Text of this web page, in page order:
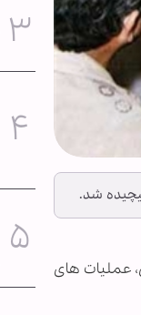
طی آن، عملیات های